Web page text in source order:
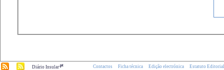
Diário Insular.pt Contactos Ficha técnica Edição electrónica Estatuto Editorial